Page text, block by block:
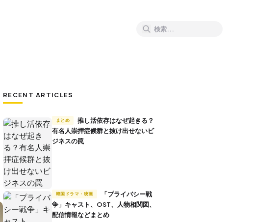
RECENT ARTICLES
まとめ
推し活依存はなぜ起きる？
有名人崇拝症候群と抜け出せないビ
ジネスの罠
韓国ドラマ・映画
争」キャスト、OST、人物相関図、
配信情報などまとめ